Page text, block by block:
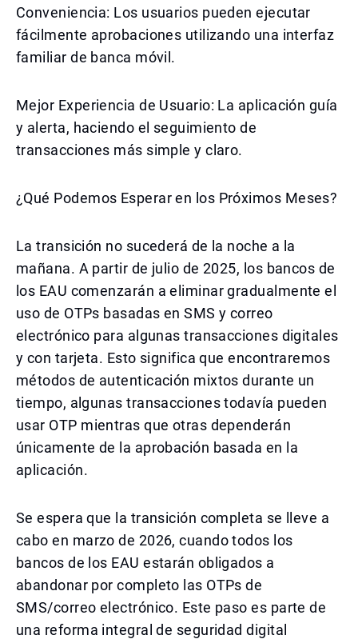
Conveniencia: Los usuarios pueden ejecutar
fácilmente aprobaciones utilizando una interfaz
familiar de banca móvil.
Mejor Experiencia de Usuario: La aplicación guía
y alerta, haciendo el seguimiento de
transacciones más simple y claro.
¿Qué Podemos Esperar en los Próximos Meses?
La transición no sucederá de la noche a la
mañana. A partir de julio de 2025, los bancos de
los EAU comenzarán a eliminar gradualmente el
uso de OTPs basadas en SMS y correo
electrónico para algunas transacciones digitales
y con tarjeta. Esto significa que encontraremos
métodos de autenticación mixtos durante un
tiempo, algunas transacciones todavía pueden
usar OTP mientras que otras dependerán
únicamente de la aprobación basada en la
aplicación.
Se espera que la transición completa se lleve a
cabo en marzo de 2026, cuando todos los
bancos de los EAU estarán obligados a
abandonar por completo las OTPs de
SMS/correo electrónico. Este paso es parte de
una reforma integral de seguridad digital